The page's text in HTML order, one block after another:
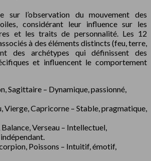
sur l’observation du mouvement des
considérant leur influence sur les
et les traits de personnalité. Les 12
à des éléments distincts (feu, terre,
des archétypes qui définissent des
et influencent le comportement
Sagittaire – Dynamique, passionné,
Vierge, Capricorne – Stable, pragmatique,
Balance, Verseau – Intellectuel,
Poissons – Intuitif, émotif,